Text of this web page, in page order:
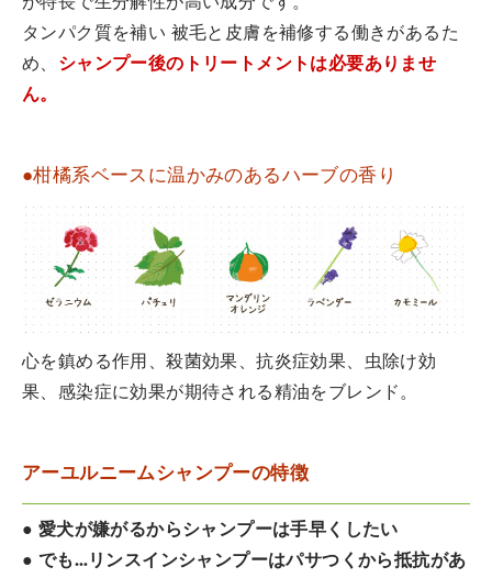
が特長で生分解性が高い成分です。
タンパク質を補い 被毛と皮膚を補修する働きがあるた
め、 シャンプー後のトリートメントは必要ありませ
ん。
●柑橘系ベースに温かみのあるハーブの香り
心を鎮める作用、殺菌効果、抗炎症効果、虫除け効
果、感染症に効果が期待される精油をブレンド。
アーユルニームシャンプーの特徴
● 愛犬が嫌がるからシャンプーは手早くしたい
● でも…リンスインシャンプーはパサつくから抵抗があ